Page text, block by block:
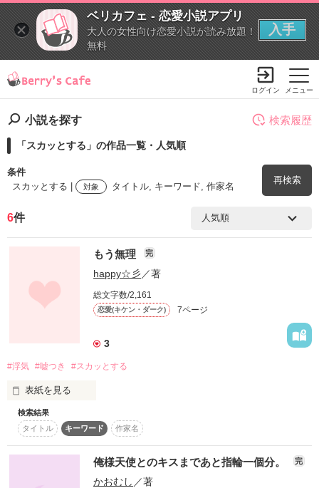
ベリカフェ - 恋愛小説アプリ
大人の女性向け恋愛小説が読み放題！
無料
入手
メニュー
ログイン
小説を探す
「スカッとする」の作品一覧・人気順
条件
スカッとする |
対象 タイトル, キーワード, 作家名
再検索
検索ワード
検索履歴
6件
もう無理 完
happy☆彡／著
総文字数/2,161
恋愛(キケン・ダーク) 7ページ
3
#浮気 #嘘つき #スカッとする
表紙を見る
これを読むとスカッとする！
という、作品を作りました！
是非、読んでもらえると嬉しいです♡
検索結果
タイトル
キーワード 作家名
俺様天使とのキスまであと指輪一個分。 完
かおむし ／著